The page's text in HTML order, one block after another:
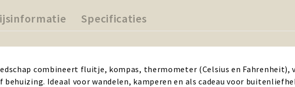
Specificaties
combineert fluitje, kompas, thermometer (Celsius en
Ideaal voor wandelen, kamperen en als cadeau voor